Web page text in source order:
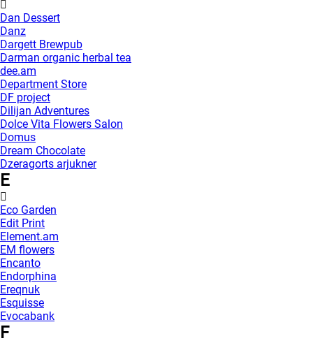
Dan Dessert
Danz
Dargett Brewpub
Darman organic herbal tea
dee.am
Department Store
DF project
Dilijan Adventures
Dolce Vita Flowers Salon
Domus
Dream Chocolate
Dzeragorts arjukner
E
Eco Garden
Edit Print
Element.am
EM flowers
Encanto
Endorphina
Ereqnuk
Esquisse
Evocabank
F